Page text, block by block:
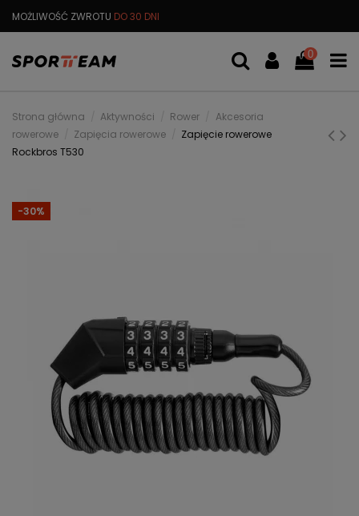
MOŻLIWOŚĆ ZWROTU DO 30 DNI
0
Strona główna Aktywności Rower
Akcesoria
rowerowe
Zapięcia rowerowe
Zapięcie rowerowe
Rockbros T530
-30%